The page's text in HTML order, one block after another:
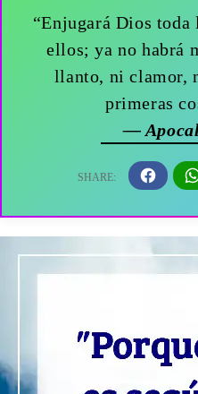
“Enjugará Dios
ellos; ya no habrá
llanto, ni clamor,
primeras
—